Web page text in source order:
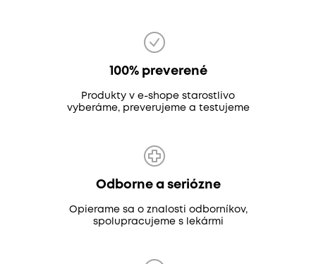
100% preverené
Produkty v e-shope starostlivo
vyberáme, preverujeme a testujeme
Odborne a seriózne
Opierame sa o znalosti odborníkov,
spolupracujeme s lekármi